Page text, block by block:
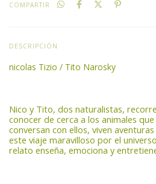
COMPARTIR
DESCRIPCIÓN
nicolas Tizio / Tito Narosky
Nico y Tito, dos naturalistas,
conocer de cerca a los animales
conversan con ellos, viven
este viaje maravilloso por el
relato enseña, emociona y